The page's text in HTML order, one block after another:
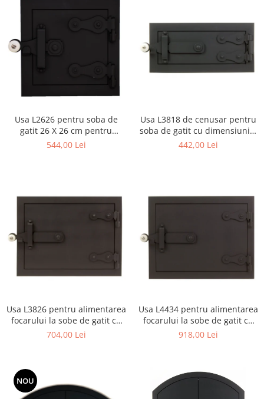
Usa L2626 pentru soba de
gatit 26 X 26 cm pentru
alimentarea focarului
544,00 Lei
Usa L3818 de cenusar pentru
soba de gatit cu dimensiunile
38 X 18 cm
442,00 Lei
Usa L3826 pentru alimentarea
focarului la sobe de gatit cu
dimensiunea 38 X 26 cm
704,00 Lei
Usa L4434 pentru alimentarea
focarului la sobe de gatit cu
dimensiunea 44 X 34 cm
918,00 Lei
NOU